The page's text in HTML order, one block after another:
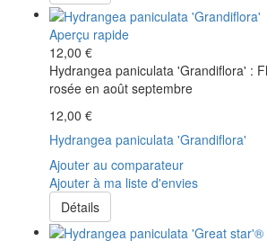
Aperçu rapide
12,00 €
Hydrangea paniculata 'Grandiflora' :
rosée en août septembre
12,00 €
Hydrangea paniculata 'Grandiflora'
Ajouter au comparateur
Ajouter à ma liste d'envies
Détails